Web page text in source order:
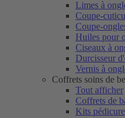
Limes à
Coupe-
Coupe-
Huiles pour
Ciseaux à
Durcisseur
Vernis à
Coffrets soins de
Tout afficher
Coffrets de
Kits pédicure